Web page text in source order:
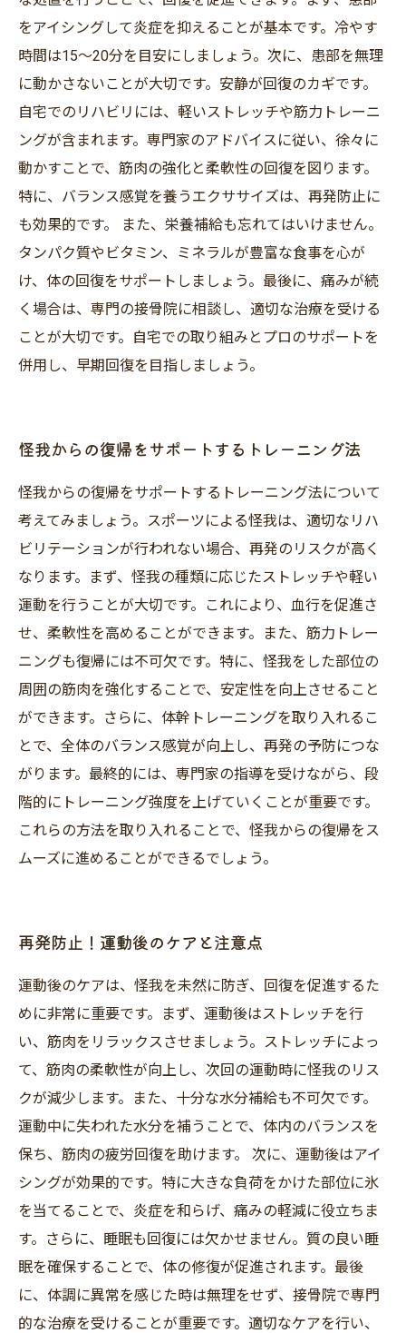
をアイシングして炎症を抑えることが基本です。冷やす
時間は15〜20分を目安にしましょう。次に、患部を無理
に動かさないことが大切です。安静が回復のカギです。
自宅でのリハビリには、軽いストレッチや筋力トレーニ
ングが含まれます。専門家のアドバイスに従い、徐々に
動かすことで、筋肉の強化と柔軟性の回復を図ります。
特に、バランス感覚を養うエクササイズは、再発防止に
も効果的です。 また、栄養補給も忘れてはいけません。
タンパク質やビタミン、ミネラルが豊富な食事を心が
け、体の回復をサポートしましょう。最後に、痛みが続
く場合は、専門の接骨院に相談し、適切な治療を受ける
ことが大切です。自宅での取り組みとプロのサポートを
併用し、早期回復を目指しましょう。
怪我からの復帰をサポートするトレーニング法
怪我からの復帰をサポートするトレーニング法について
考えてみましょう。スポーツによる怪我は、適切なリハ
ビリテーションが行われない場合、再発のリスクが高く
なります。まず、怪我の種類に応じたストレッチや軽い
運動を行うことが大切です。これにより、血行を促進さ
せ、柔軟性を高めることができます。また、筋力トレー
ニングも復帰には不可欠です。特に、怪我をした部位の
周囲の筋肉を強化することで、安定性を向上させること
ができます。さらに、体幹トレーニングを取り入れるこ
とで、全体のバランス感覚が向上し、再発の予防につな
がります。最終的には、専門家の指導を受けながら、段
階的にトレーニング強度を上げていくことが重要です。
これらの方法を取り入れることで、怪我からの復帰をス
ムーズに進めることができるでしょう。
再発防止！運動後のケアと注意点
運動後のケアは、怪我を未然に防ぎ、回復を促進するた
めに非常に重要です。まず、運動後はストレッチを行
い、筋肉をリラックスさせましょう。ストレッチによっ
て、筋肉の柔軟性が向上し、次回の運動時に怪我のリス
クが減少します。また、十分な水分補給も不可欠です。
運動中に失われた水分を補うことで、体内のバランスを
保ち、筋肉の疲労回復を助けます。 次に、運動後はアイ
シングが効果的です。特に大きな負荷をかけた部位に氷
を当てることで、炎症を和らげ、痛みの軽減に役立ちま
す。さらに、睡眠も回復には欠かせません。質の良い睡
眠を確保することで、体の修復が促進されます。最後
に、体調に異常を感じた時は無理をせず、接骨院で専門
的な治療を受けることが重要です。適切なケアを行い、